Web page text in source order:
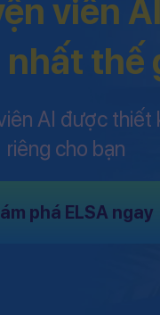
viên
nhất thế
AI được thiết
riêng cho bạn
phá ELSA ngay